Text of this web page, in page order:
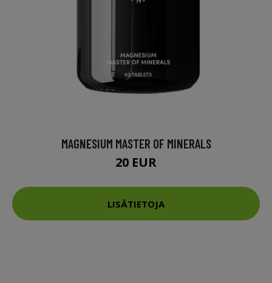
MAGNESIUM MASTER OF MINERALS
20 EUR
LISÄTIETOJA